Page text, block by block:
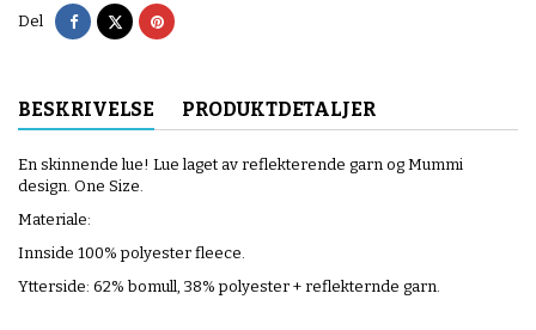
Del Del TvitrePinterest
BESKRIVELSE PRODUKTDETALJER
En skinnende lue! Lue laget av reflekterende garn og Mummi
design. One Size.
Materiale:
Innside 100% polyester fleece.
Ytterside: 62% bomull, 38% polyester + reflekternde garn.